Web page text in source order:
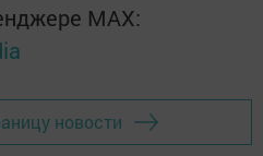
MАХ:
новости